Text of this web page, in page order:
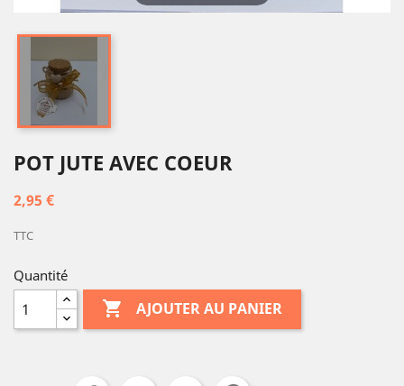
POT JUTE AVEC COEUR
2,95 €
TTC
Quantité
 AJOUTER AU PANIER